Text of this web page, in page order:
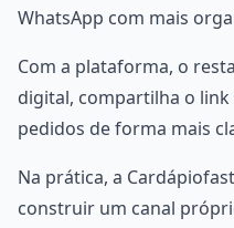
WhatsApp com mais
Com a plataforma, o
digital, compartilha o
pedidos de forma mais
Na prática, a
construir um canal